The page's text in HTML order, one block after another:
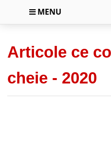
MENU
Articole ce
cheie - 2020